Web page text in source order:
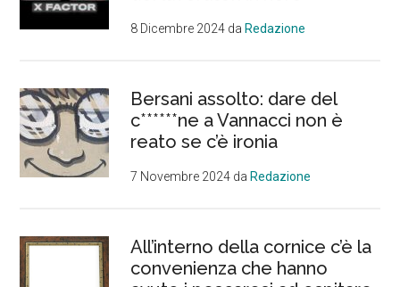
8 Dicembre 2024 da Redazione
Bersani assolto: dare del
c******ne a Vannacci non è
reato se c’è ironia
7 Novembre 2024 da Redazione
All’interno della cornice c’è la
convenienza che hanno